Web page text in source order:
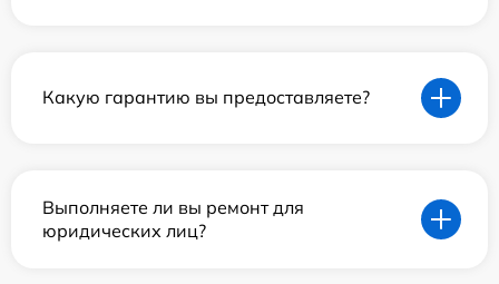
Какую гарантию вы предоставляете?
Выполняете ли вы ремонт для
юридических лиц?